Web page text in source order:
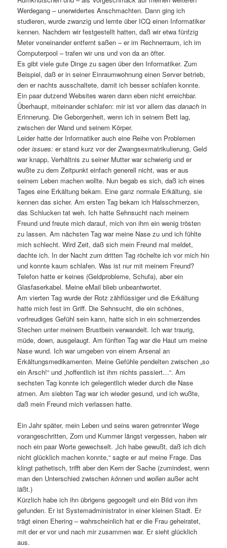
Werdegang – unerwidertes Anschmachten. Dann ging ich
studieren, wurde zwanzig und lernte über ICQ einen Informatiker
kennen. Nachdem wir festgestellt hatten, daß wir etwa fünfzig
Meter voneinander entfernt saßen – er im Rechnerraum, ich im
Computerpool – trafen wir uns und von da an öfter.
Es gibt viele gute Dinge zu sagen über den Informatiker. Zum
Beispiel, daß er in seiner Einraumwohnung einen Server betrieb,
den er nachts ausschaltete, damit ich besser schlafen konnte.
Ein paar dutzend Websites waren dann eben nicht erreichbar.
Überhaupt, miteinander schlafen: mir ist vor allem dasdanachin
Erinnerung. Die Geborgenheit, wenn ich in seinem Bett lag,
zwischen der Wand und seinem Körper.
Leider hatte der Informatiker auch eine Reihe von Problemen
oderissues:er stand kurz vor der Zwangsexmatrikulierung, Geld
war knapp, Verhältnis zu seiner Mutter war schwierig und er
wußte zu dem Zeitpunkt einfach generell nicht, was er aus
seinem Leben machen wollte. Nun begab es sich, daß ich eines
Tages eine Erkältung bekam. Eine ganz normale Erkältung, sie
kennen das sicher. Am ersten Tag bekam ich Halsschmerzen,
das Schlucken tat weh. Ich hatte Sehnsucht nach meinem
Freund und freute mich darauf, mich von ihm ein wenig trösten
zu lassen. Am nächsten Tag war meine Nase zu und ich fühlte
mich schlecht. Wird Zeit, daß sich mein Freund mal meldet,
dachte ich. In der Nacht zum dritten Tag röchelte ich vor mich hin
und konnte kaum schlafen. Was ist nur mit meinem Freund?
Telefon hatte er keines (Geldprobleme, Schufa), aber ein
Glasfaserkabel. Meine eMail blieb unbeantwortet.
Am vierten Tag wurde der Rotz zähflüssiger und die Erkältung
hatte mich fest im Griff. Die Sehnsucht, die ein schönes,
vorfreudiges Gefühl sein kann, hatte sich in ein schmerzendes
Stechen unter meinem Brustbein verwandelt. Ich war traurig,
müde, down, ausgelaugt. Am fünften Tag war die Haut um meine
Nase wund. Ich war umgeben von einem Arsenal an
Erkältungsmedikamenten. Meine Gefühle pendelten zwischen „so
ein Arsch!“ und „hoffentlich ist ihm nichts passiert…“. Am
sechsten Tag konnte ich gelegentlich wieder durch die Nase
atmen. Am siebten Tag war ich wieder gesund, und ich wußte,
daß mein Freund mich verlassen hatte.
Ein Jahr später, mein Leben und seins waren getrennter Wege
vorangeschritten, Zorn und Kummer längst vergessen, haben wir
noch ein paar Worte gewechselt. „Ich habe gewußt, daß ich dich
nicht glücklich machen konnte,“ sagte er auf meine Frage. Das
klingt pathetisch, trifft aber den Kern der Sache (zumindest, wenn
man den Unterschied zwischenkönnenund wollenaußer acht
läßt.)
Kürzlich habe ich ihn übrigens gegoogelt und ein Bild von ihm
gefunden. Er ist Systemadministrator in einer kleinen Stadt. Er
trägt einen Ehering – wahrscheinlich hat er die Frau geheiratet,
mit der er vor und nach mir zusammen war. Er sieht glücklich
aus.